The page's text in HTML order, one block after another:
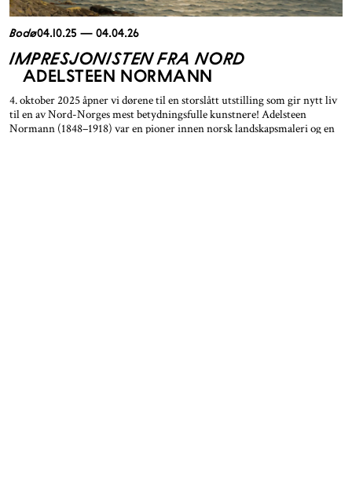
Bodø04.10.25 — 04.04.26
IMPRESJONISTEN FRA NORD
ADELSTEEN NORMANN
4. oktober 2025 åpner vi dørene til en storslått utstilling som gir nytt liv
til en av Nord-Norges mest betydningsfulle kunstnere! Adelsteen
Normann (1848–1918) var en pioner innen norsk landskapsmaleri og en